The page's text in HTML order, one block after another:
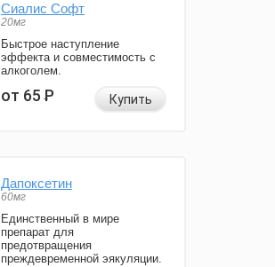
Сиалис Софт
20мг
Быстрое наступление
эффекта и совместимость с
алкоголем.
от 65Р Купить
Дапоксетин
60мг
Единственный в мире
препарат для
предотвращения
преждевременной эякуляции.